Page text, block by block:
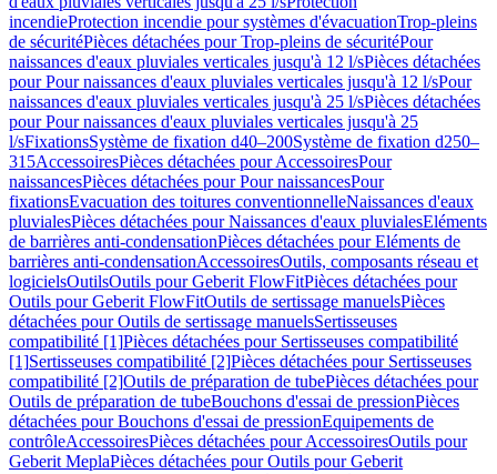
incendieProtection incendie pour systèmes d'évacuationTrop-pleins
de sécuritéPièces détachées pour Trop-pleins de sécuritéPour
naissances d'eaux pluviales verticales jusqu'à 12 l/sPièces détachées
pour Pour naissances d'eaux pluviales verticales jusqu'à 12 l/sPour
naissances d'eaux pluviales verticales jusqu'à 25 l/sPièces détachées
pour Pour naissances d'eaux pluviales verticales jusqu'à 25
l/sFixationsSystème de fixation d40–200Système de fixation d250–
315AccessoiresPièces détachées pour AccessoiresPour
naissancesPièces détachées pour Pour naissancesPour
fixationsEvacuation des toitures conventionnelleNaissances d'eaux
pluvialesPièces détachées pour Naissances d'eaux pluvialesEléments
de barrières anti-condensationPièces détachées pour Eléments de
barrières anti-condensationAccessoiresOutils, composants réseau et
logicielsOutilsOutils pour Geberit FlowFitPièces détachées pour
Outils pour Geberit FlowFitOutils de sertissage manuelsPièces
détachées pour Outils de sertissage manuelsSertisseuses
compatibilité [1]Pièces détachées pour Sertisseuses compatibilité
[1]Sertisseuses compatibilité [2]Pièces détachées pour Sertisseuses
compatibilité [2]Outils de préparation de tubePièces détachées pour
Outils de préparation de tubeBouchons d'essai de pressionPièces
détachées pour Bouchons d'essai de pressionEquipements de
contrôleAccessoiresPièces détachées pour AccessoiresOutils pour
Geberit MeplaPièces détachées pour Outils pour Geberit